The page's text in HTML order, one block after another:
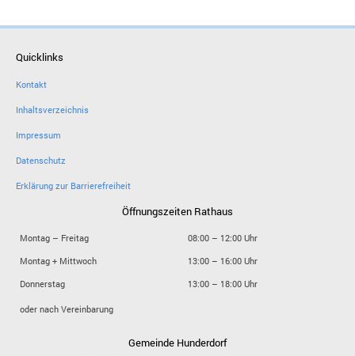
Quicklinks
Kontakt
Inhaltsverzeichnis
Impressum
Datenschutz
Erklärung zur Barrierefreiheit
Öffnungszeiten Rathaus
Montag – Freitag
08:00 – 12:00 Uhr
Montag + Mittwoch
13:00 – 16:00 Uhr
Donnerstag
13:00 – 18:00 Uhr
oder nach Vereinbarung
Gemeinde Hunderdorf